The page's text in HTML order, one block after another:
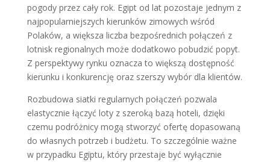
pogody przez cały rok. Egipt od lat pozostaje jednym z
najpopularniejszych kierunków zimowych wśród
Polaków, a większa liczba bezpośrednich połączeń z
lotnisk regionalnych może dodatkowo pobudzić popyt.
Z perspektywy rynku oznacza to większą dostępność
kierunku i konkurencję oraz szerszy wybór dla klientów.
Rozbudowa siatki regularnych połączeń pozwala
elastycznie łączyć loty z szeroką bazą hoteli, dzięki
czemu podróżnicy mogą stworzyć ofertę dopasowaną
do własnych potrzeb i budżetu. To szczególnie ważne
w przypadku Egiptu, który przestaje być wyłącznie